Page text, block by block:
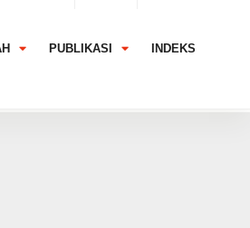
PUBLIKASI INDEKS